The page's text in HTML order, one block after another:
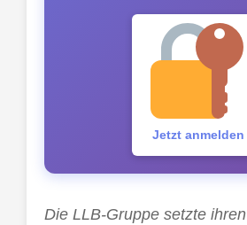
Jetzt anmelden
Die LLB-Gruppe setzte ihren